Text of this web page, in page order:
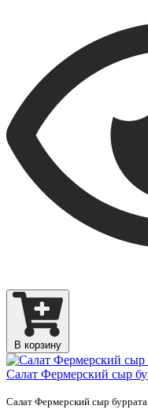
В корзину
Салат Фермерский сыр
Салат Фермерский сыр